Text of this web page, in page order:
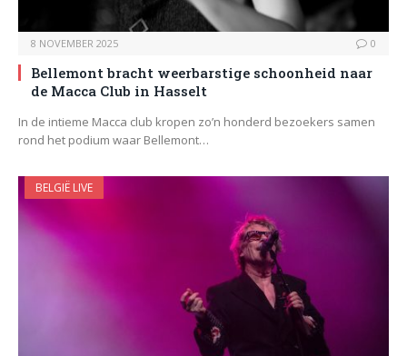
8 NOVEMBER 2025 0
Bellemont bracht weerbarstige schoonheid naar
de Macca Club in Hasselt
In de intieme Macca club kropen zo’n honderd bezoekers samen
rond het podium waar Bellemont…
BELGIË LIVE